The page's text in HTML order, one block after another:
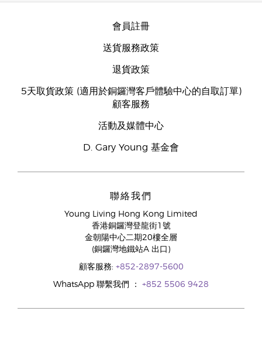
會員註冊
送貨服務政策
退貨政策
5天取貨政策 (適用於銅鑼灣客戶體驗中心的自取訂單)
顧客服務
活動及媒體中心
D. Gary Young 基金會
聯絡我們
Young Living Hong Kong Limited
香港銅鑼灣登龍街1號
金朝陽中心二期20樓全層
(銅鑼灣地鐵站A 出口)
顧客服務: +852-2897-5600
WhatsApp 聯繫我們 ： +852 5506 9428